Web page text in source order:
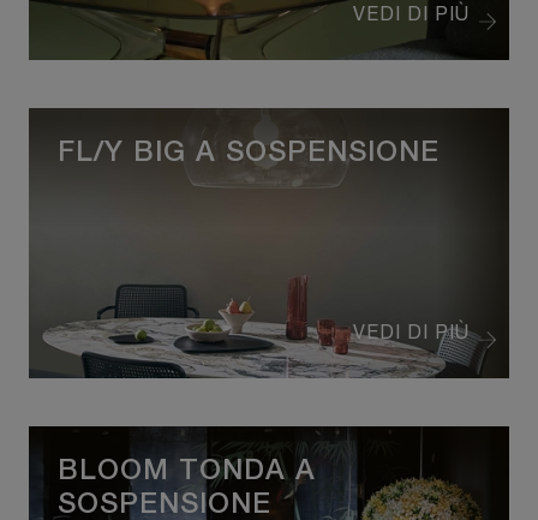
VEDI DI PIÙ
VEDI DI PIÙ
FL/Y BIG A SOSPENSIONE
BLOOM TONDA A
SOSPENSIONE